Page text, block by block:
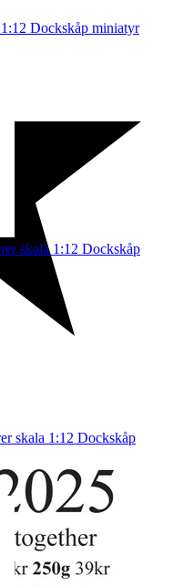
Dockskåp miniatyr
skala 1:12 Dockskåp
skala 1:12 Dockskåp